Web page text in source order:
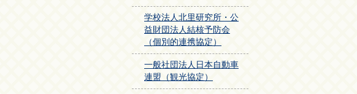
学校法人北里研究所・公
益財団法人結核予防会
（個別的連携協定）
一般社団法人日本自動車
連盟（観光協定）